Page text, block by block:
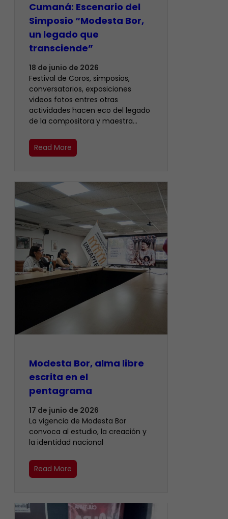
Cumaná: Escenario del
Simposio “Modesta Bor,
un legado que
transciende”
18 de junio de 2026
Festival de Coros, simposios,
conversatorios, exposiciones
videos fotos entres otras
actividades hacen eco del legado
de la compositora y maestra…
Read More
Modesta Bor, alma libre
escrita en el
pentagrama
17 de junio de 2026
La vigencia de Modesta Bor
convoca al estudio, la creación y
la identidad nacional
Read More